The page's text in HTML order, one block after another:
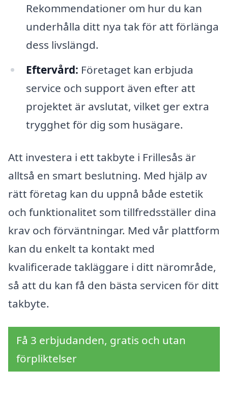
Rekommendationer om hur du kan
underhålla ditt nya tak för att förlänga
dess livslängd.
Eftervård: Företaget kan erbjuda
service och support även efter att
projektet är avslutat, vilket ger extra
trygghet för dig som husägare.
Att investera i ett takbyte i Frillesås är
alltså en smart beslutning. Med hjälp av
rätt företag kan du uppnå både estetik
och funktionalitet som tillfredsställer dina
krav och förväntningar. Med vår plattform
kan du enkelt ta kontakt med
kvalificerade takläggare i ditt närområde,
så att du kan få den bästa servicen för ditt
takbyte.
Få 3 erbjudanden, gratis och utan
förpliktelser